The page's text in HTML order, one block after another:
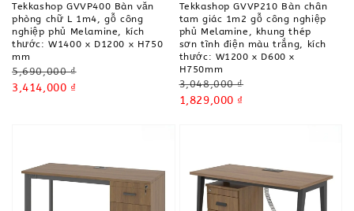
Tekkashop GVVP400 Bàn văn
phòng chữ L 1m4, gỗ công
nghiệp phủ Melamine, kích
thước: W1400 x D1200 x H750
mm
Regular
price
5,690,000 ₫
Sale
3,414,000 ₫
Tekkashop GVVP210 Bàn chân
tam giác 1m2 gỗ công nghiệp
phủ Melamine, khung thép
sơn tĩnh điện màu trắng, kích
thước: W1200 x D600 x
H750mm
Regular
price
3,048,000 ₫
Sale
1,829,000 ₫